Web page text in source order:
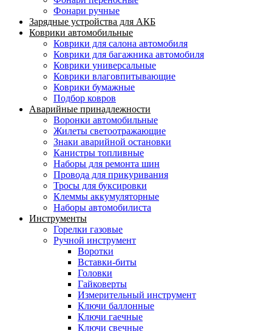
Фонари ручные
Зарядные устройства для АКБ
Коврики автомобильные
Коврики для салона автомобиля
Коврики для багажника автомобиля
Коврики универсальные
Коврики влаговпитывающие
Коврики бумажные
Подбор ковров
Аварийные принадлежности
Воронки автомобильные
Жилеты светоотражающие
Знаки аварийной остановки
Канистры топливные
Наборы для ремонта шин
Провода для прикуривания
Тросы для буксировки
Клеммы аккумуляторные
Наборы автомобилиста
Инструменты
Горелки газовые
Ручной инструмент
Воротки
Вставки-биты
Головки
Гайковерты
Измерительный инструмент
Ключи баллонные
Ключи гаечные
Ключи свечные